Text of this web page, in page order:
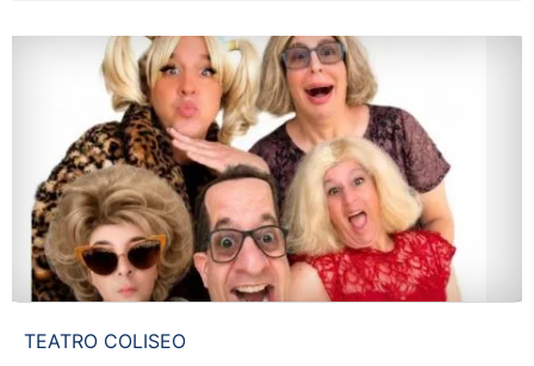
TEATRO COLISEO